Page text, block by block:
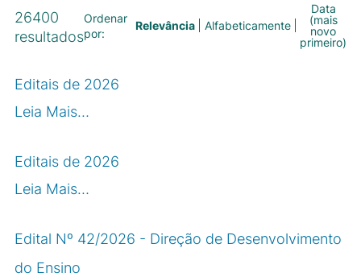
26400
resultados
Ordenar
por:
Relevância Alfabeticamente
Data
(mais
novo
primeiro)
Editais de 2026
Leia Mais…
Editais de 2026
Leia Mais…
Edital Nº 42/2026 - Direção de Desenvolvimento
do Ensino